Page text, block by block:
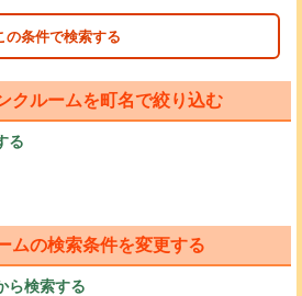
の条件で検索する
クルームを町名で絞り込む
る
ムの検索条件を変更する
ら検索する